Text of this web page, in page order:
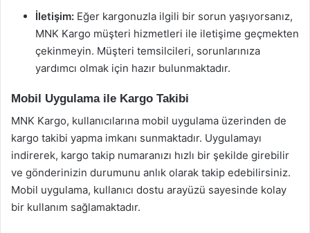
İletişim: Eğer kargonuzla ilgili bir sorun yaşıyorsanız,
MNK Kargo müşteri hizmetleri ile iletişime geçmekten
çekinmeyin. Müşteri temsilcileri, sorunlarınıza
yardımcı olmak için hazır bulunmaktadır.
Mobil Uygulama ile Kargo Takibi
MNK Kargo, kullanıcılarına mobil uygulama üzerinden de
kargo takibi yapma imkanı sunmaktadır. Uygulamayı
indirerek, kargo takip numaranızı hızlı bir şekilde girebilir
ve gönderinizin durumunu anlık olarak takip edebilirsiniz.
Mobil uygulama, kullanıcı dostu arayüzü sayesinde kolay
bir kullanım sağlamaktadır.